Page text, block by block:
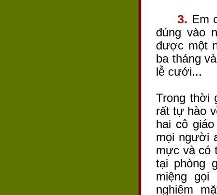
3. Em
đúng vào
được một
ba tháng
lễ cưới...
Trong thời
rất tự hào
hai cô
mọi người
mực và có
tại phòng
miệng
nghiêm